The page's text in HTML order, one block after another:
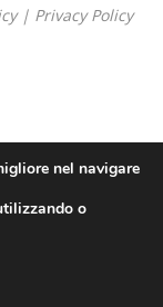
| Privacy Policy
nel navigare
o